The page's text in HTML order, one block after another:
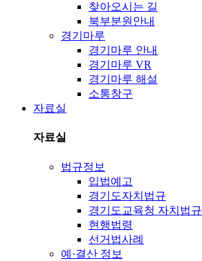
찾아오시는 길
북부분원안내
경기마루
경기마루 안내
경기마루 VR
경기마루 해설
소통창구
자료실
자료실
법규정보
입법예고
경기도자치법규
경기도교육청 자치법규
현행법령
선거법사례
예·결산 정보